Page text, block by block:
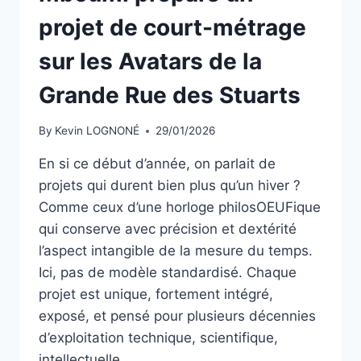
PARIS
projet de court-métrage
sur les Avatars de la
Grande Rue des Stuarts
By Kevin LOGNONÉ 29/01/2026
En si ce début d’année, on parlait de
projets qui durent bien plus qu’un hiver ?
Comme ceux d’une horloge philosOEUFique
qui conserve avec précision et dextérité
l’aspect intangible de la mesure du temps.
Ici, pas de modèle standardisé. Chaque
projet est unique, fortement intégré,
exposé, et pensé pour plusieurs décennies
d’exploitation technique, scientifique,